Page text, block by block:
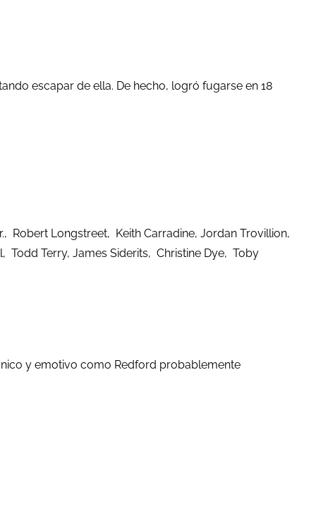
escapar de ella. De hecho, logró fugarse en 18
Robert Longstreet, Keith Carradine, Jordan Trovillion,
Terry, James Siderits, Christine Dye, Toby
y emotivo como Redford probablemente